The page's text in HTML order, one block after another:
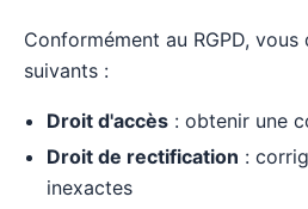
Conformément au RGPD,
suivants :
Droit d'accès : obtenir une
Droit de rectification :
inexactes